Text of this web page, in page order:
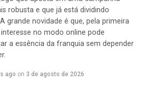
e a diversão foram elogiados,
tripulante recebeu críticas. A
móveis, apesar de gratuita,
à estabilidade e
de quatro a dez
robusta e que já está dividindo
grande novidade é que, pela primeira
no modo online pode
a essência da franquia sem depender
ago on 3 de agosto de 2026